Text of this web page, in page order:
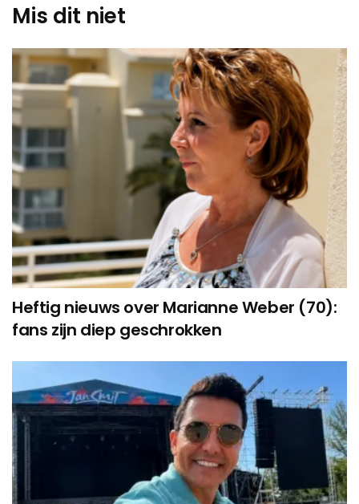
Mis dit niet
Heftig nieuws over Marianne Weber (70):
fans zijn diep geschrokken